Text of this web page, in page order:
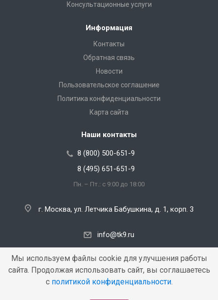
Консультационные услуги
Информация
Контакты
Обратная связь
Новости
Пользовательское соглашение
Политика конфиденциальности
Карта сайта
Наши контакты
8 (800) 500-651-9
8 (495) 651-651-9
Пн. – Пт.: с 9:00 до 18:00
г. Москва, ул. Летчика Бабушкина, д. 1, корп. 3
info@tk9.ru
Copyright © 2000 — 2026 «TK9». Все права защищены.
Мы используем файлы cookie для улучшения работы
сайта. Продолжая использовать сайт, вы соглашаетесь
с политикой конфиденциальности.